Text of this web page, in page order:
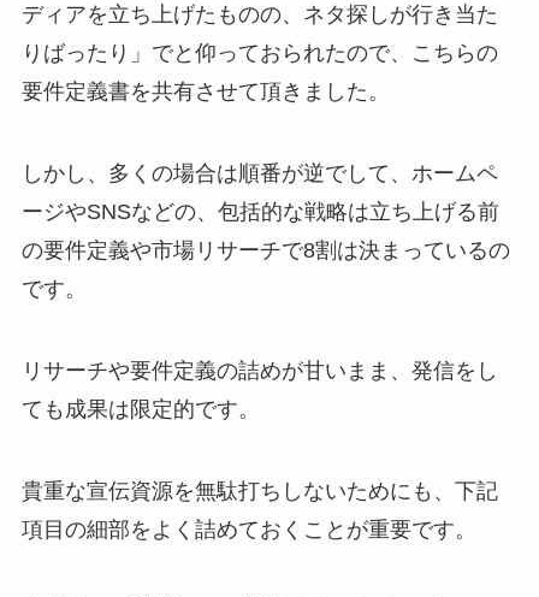
ディアを立ち上げたものの、ネタ探しが行き当た
りばったり」でと仰っておられたので、こちらの
要件定義書を共有させて頂きました。
しかし、多くの場合は順番が逆でして、ホームペ
ージやSNSなどの、包括的な戦略は立ち上げる前
の要件定義や市場リサーチで8割は決まっているの
です。
リサーチや要件定義の詰めが甘いまま、発信をし
ても成果は限定的です。
貴重な宣伝資源を無駄打ちしないためにも、下記
項目の細部をよく詰めておくことが重要です。